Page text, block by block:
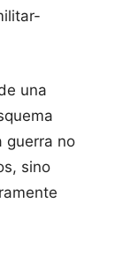
una
guerra no
sino